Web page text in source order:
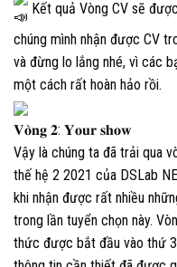
Kết quả Vòng CV sẽ
chúng mình nhận được CV
và đừng lo lắng nhé, vì các
một cách rất hoàn hảo rồi.
𝐕𝐨̀𝐧𝐠 𝟐: 𝐘𝐨𝐮𝐫 𝐬𝐡𝐨𝐰
Vậy là chúng ta đã trải qua
thế hệ 2 2021 của DSLab
khi nhận được rất nhiều
trong lần tuyển chọn này.
thức được bắt đầu vào thứ